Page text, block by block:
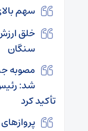
سهم
خلق
سنگان
مصوبه
شد:
تأکید کرد